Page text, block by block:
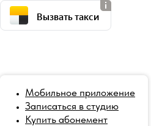
Вызвать такси
Мобильное приложение
Записаться в студию
Купить абонемент